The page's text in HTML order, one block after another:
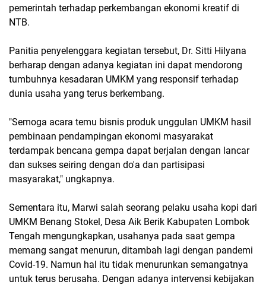
pemerintah terhadap perkembangan ekonomi kreatif di
NTB.
Panitia penyelenggara kegiatan tersebut, Dr. Sitti Hilyana
berharap dengan adanya kegiatan ini dapat mendorong
tumbuhnya kesadaran UMKM yang responsif terhadap
dunia usaha yang terus berkembang.
"Semoga acara temu bisnis produk unggulan UMKM hasil
pembinaan pendampingan ekonomi masyarakat
terdampak bencana gempa dapat berjalan dengan lancar
dan sukses seiring dengan do'a dan partisipasi
masyarakat," ungkapnya.
Sementara itu, Marwi salah seorang pelaku usaha kopi dari
UMKM Benang Stokel, Desa Aik Berik Kabupaten Lombok
Tengah mengungkapkan, usahanya pada saat gempa
memang sangat menurun, ditambah lagi dengan pandemi
Covid-19. Namun hal itu tidak menurunkan semangatnya
untuk terus berusaha. Dengan adanya intervensi kebijakan